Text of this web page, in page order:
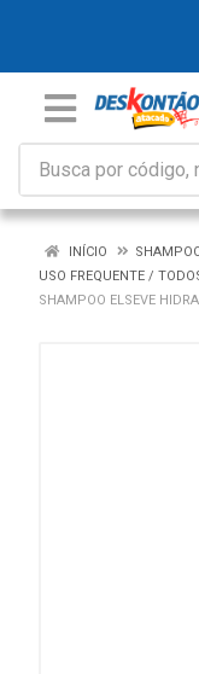
INÍCIO
USO FREQUENTE /
SHAMPOO ELSEVE